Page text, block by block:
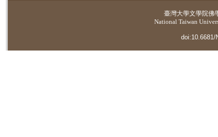
臺灣大學文學院佛
National Taiwan
doi:10.6681/